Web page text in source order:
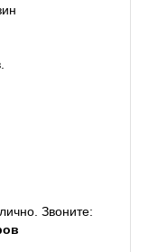
Звоните: